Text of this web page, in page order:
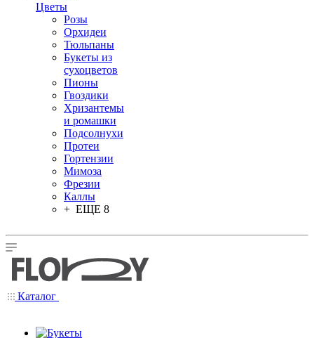
Цветы
Розы
Орхидеи
Тюльпаны
Букеты из
сухоцветов
Пионы
Гвоздики
Хризантемы
и ромашки
Подсолнухи
Протеи
Гортензии
Мимоза
Фрезии
Каллы
+ ЕЩЕ 8
Каталог